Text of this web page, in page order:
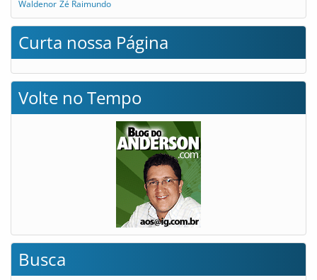
Waldenor Zé Raimundo
Curta nossa Página
Volte no Tempo
Busca